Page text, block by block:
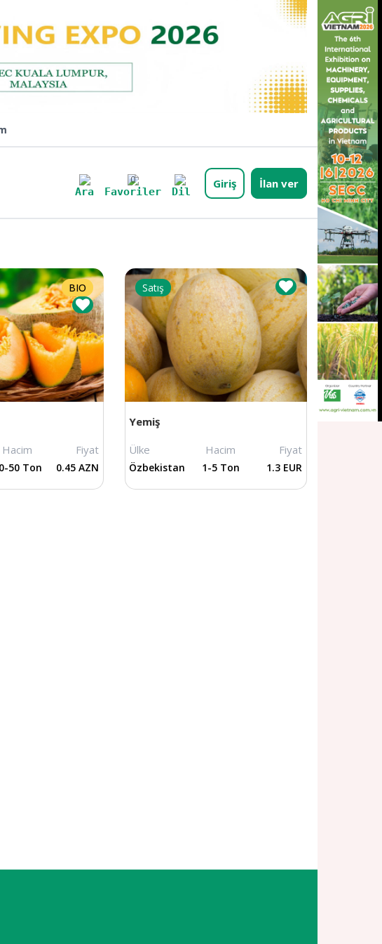
Ara
0
Favoriler
Dil
Giriş İlan ver
BIO
Hacim Fiyat
50 Ton 0.45 AZN
Satış
Yemiş
Ülke Hacim Fiyat
Özbekistan 1-5 Ton 1.3 EUR